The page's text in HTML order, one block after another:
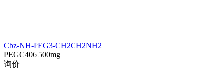
Cbz-NH-PEG3-CH2CH2NH2
PEGC406 500mg
询价